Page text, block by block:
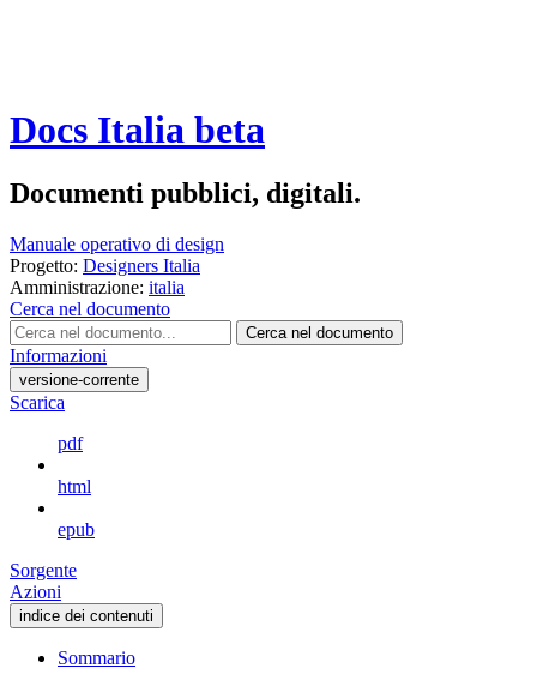
Docs Italia beta
Documenti pubblici, digitali.
Manuale operativo di design
Progetto: Designers Italia
Amministrazione: italia
Cerca nel documento
Cerca nel documento
Informazioni
versione-corrente
Scarica
pdf
html
epub
Sorgente
Azioni
indice dei contenuti
Sommario